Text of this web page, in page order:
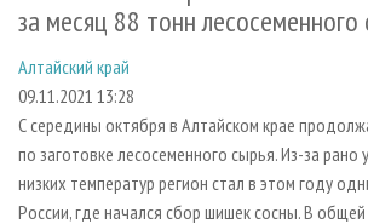
ЛЕСОПИЛЕНИЕ
СУШКА ДРЕВЕСИНЫ
ПРОИЗВОДСТВО ДРЕВЕСНЫХ ПЛИТ
ДЕРЕВЯННОЕ ДОМОСТРОЕНИЕ
ПРОИЗВОДСТВО МЕБЕЛИ
НОВОСТИ ЖУРНАЛА
ПРЕДПРИЯТИЯ ЛПК
ПЕРСОНЫ
МОБИЛЬНЫЕ ВЫСТАВКИ
ОФИЦИАЛЬНЫЕ ДЕЛЕГАЦИИ
ПРИОРИТЕТНЫЕ ИНВЕСТПРОЕКТЫ
АРХИВ ЖУРНАЛОВ
О ЖУРНАЛЕ
ПОДПИСКА
КОНТАКТЫ
РЕКЛАМОДАТЕЛЯМ
РЕКЛАМА
РЕКЛАМА НА САЙТЕ
за месяц 88 тонн лесосеменного
Алтайский край
09.11.2021 13:28
С середины октября в Алтайском крае
по заготовке лесосеменного сырья. Из-за рано
низких температур регион стал в этом году
России, где начался сбор шишек сосны. В